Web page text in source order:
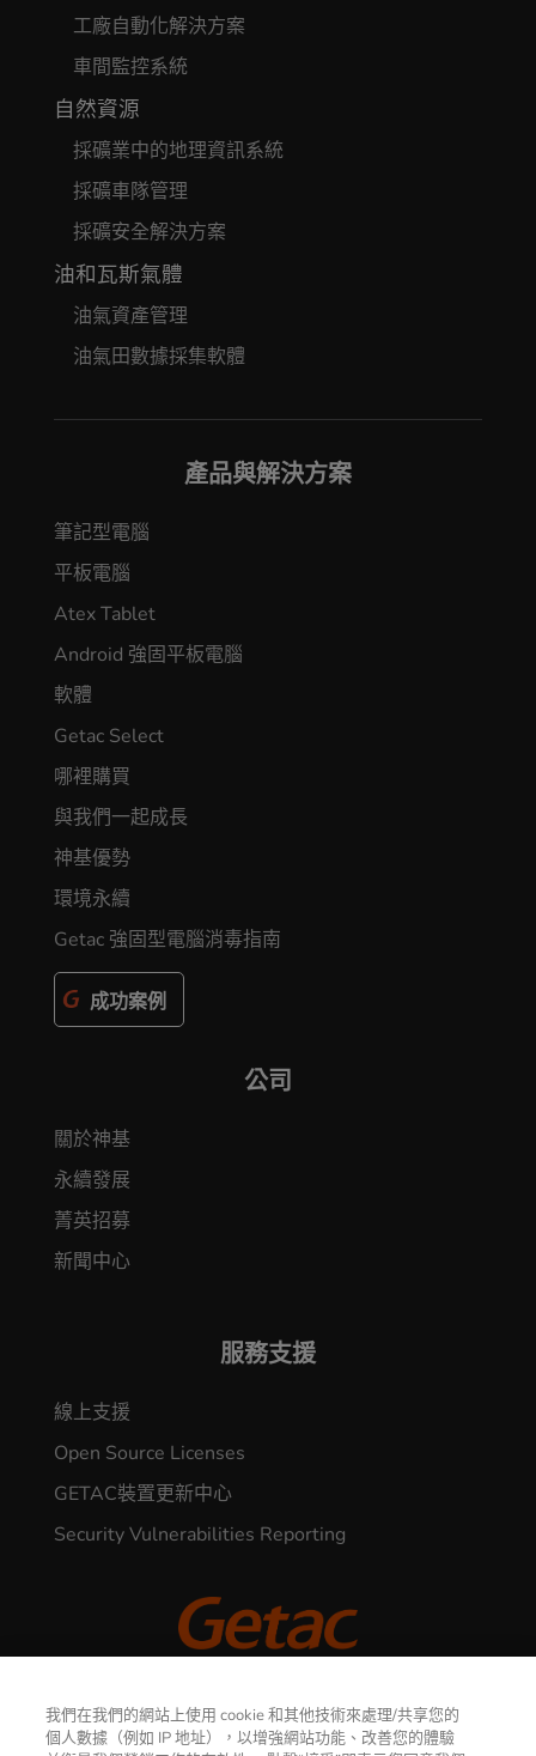
工廠自動化解決方案
車間監控系統
自然資源
採礦業中的地理資訊系統
採礦車隊管理
採礦安全解決方案
油和瓦斯氣體
油氣資產管理
油氣田數據採集軟體
產品與解決方案
筆記型電腦
平板電腦
Atex Tablet
Android 強固平板電腦
軟體
Getac Select
哪裡購買
與我們一起成長
神基優勢
環境永續
Getac 強固型電腦消毒指南
成功案例
公司
關於神基
永續發展
菁英招募
新聞中心
服務支援
線上支援
Open Source Licenses
GETAC裝置更新中心
Security Vulnerabilities Reporting
© 2026 GETAC. All Rights Reserved. 聯繫我們
我們在我們的網站上使用 cookie 和其他技術來處理/共享您的
個人數據（例如 IP 地址），以增強網站功能、改善您的體驗